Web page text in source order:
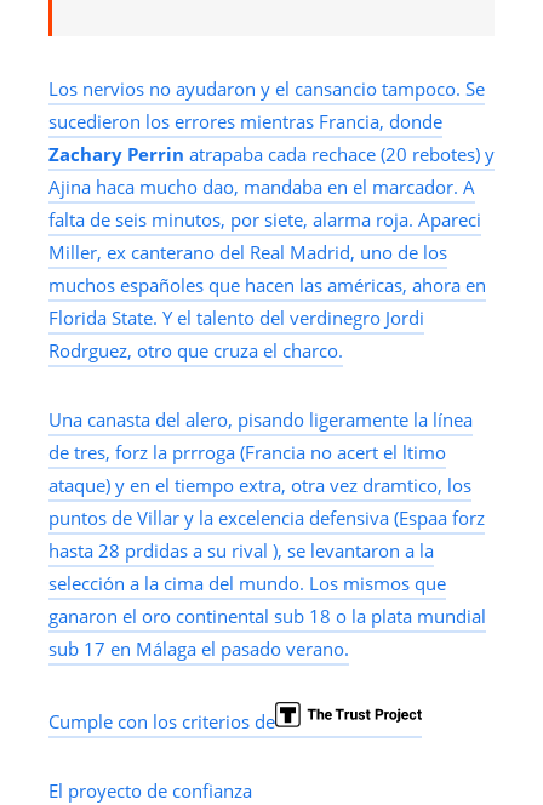
Los nervios no ayudaron y el cansancio tampoco. Se
sucedieron los errores mientras Francia, donde
Zachary Perrin atrapaba cada rechace (20 rebotes) y
Ajina haca mucho dao, mandaba en el marcador. A
falta de seis minutos, por siete, alarma roja. Apareci
Miller, ex canterano del Real Madrid, uno de los
muchos españoles que hacen las américas, ahora en
Florida State. Y el talento del verdinegro Jordi
Rodrguez, otro que cruza el charco.
Una canasta del alero, pisando ligeramente la línea
de tres, forz la prrroga (Francia no acert el ltimo
ataque) y en el tiempo extra, otra vez dramtico, los
puntos de Villar y la excelencia defensiva (Espaa forz
hasta 28 prdidas a su rival ), se levantaron a la
selección a la cima del mundo. Los mismos que
ganaron el oro continental sub 18 o la plata mundial
sub 17 en Málaga el pasado verano.
Cumple con los criterios de
El proyecto de confianza